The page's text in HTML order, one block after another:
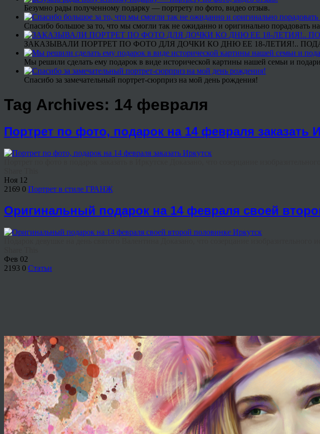
Безумно рады полученному подарку — портрету по фото, видео отзыв.
Спасибо большое за то, что мы смогли так не ожиданно и оригинально порадовать
ЗАКАЗЫВАЛИ ПОРТРЕТ ПО ФОТО ДЛЯ ДОЧКИ КО ДНЮ ЕЕ 18-ЛЕТИЯ!..
Мы решили сделать ему подарок в виде исторической картины нашей семьи и
Спасибо за замечательный портрет-сюрприз на мой день рождения!
Tag Archives: 14 февраля
Портрет по фото, подарок на 14 февраля заказать
Ноя 12
2169 0 Портрет в стиле ГРАНЖ
Оригинальный подарок на 14 февраля своей
Фев 02
2193 0 Статьи